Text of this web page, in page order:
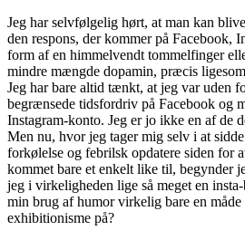
Jeg har selvfølgelig hørt, at man kan
den respons, der kommer på Facebook,
form af en himmelvendt tommelfinger
mindre mængde dopamin, præcis
Jeg har bare altid tænkt, at jeg var uden
begrænsede tidsfordriv på Facebook og
Instagram-konto. Jeg er jo ikke en af de
Men nu, hvor jeg tager mig selv i at
forkølelse og febrilsk opdatere siden for
kommet bare et enkelt like til, begynder
jeg i virkeligheden lige så meget en
min brug af humor virkelig bare en
exhibitionisme på?